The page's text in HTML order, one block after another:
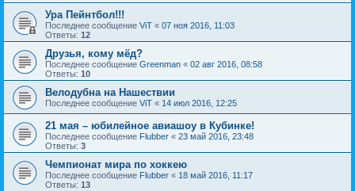
Ура Пейнтбол!!!
Последнее сообщение ViT « 07 ноя 2016, 11:03
Ответы: 12
Друзья, кому мёд?
Последнее сообщение Greenman « 02 авг 2016, 08:58
Ответы: 10
Велодубна на Нашествии
Последнее сообщение ViT « 14 июл 2016, 12:25
21 мая – юбилейное авиашоу в Кубинке!
Последнее сообщение Flubber « 23 май 2016, 23:48
Ответы: 3
Чемпионат мира по хоккею
Последнее сообщение Flubber « 18 май 2016, 11:17
Ответы: 13